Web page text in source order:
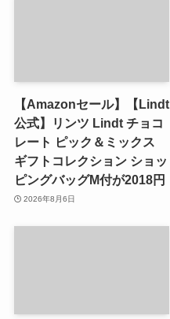
【Amazonセール】【Lindt
公式】リンツ Lindt チョコ
レート ピック＆ミックス
ギフトコレクション ショッ
ピングバッグM付が2018円
2026年8月6日